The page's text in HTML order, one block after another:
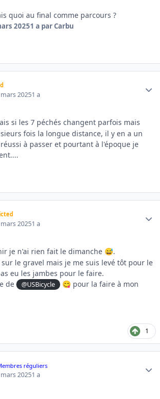
quoi au final comme parcours ?
20251 a par Carbu
20251 a
si les 7 péchés changent parfois mais
fois la longue distance, il y en a un
à passer et pourtant à l'époque je
20251 a
je n'ai rien fait le dimanche 😅.
le gravel mais je me suis levé tôt pour le
eu les jambes pour le faire.
de
@USBicycle 😋 pour la faire à mon
1
réguliers
20251 a